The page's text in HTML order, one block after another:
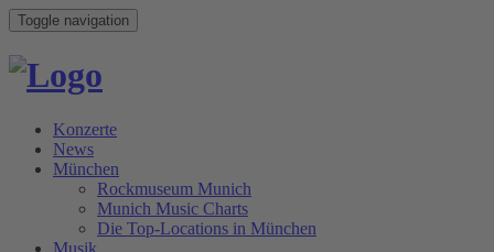
Toggle navigation
Konzerte
News
München
Rockmuseum Munich
Munich Music Charts
Die Top-Locations in München
Musik